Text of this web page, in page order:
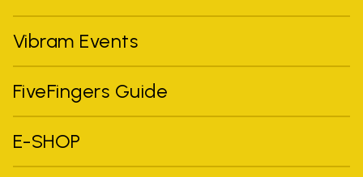
Vibram Events
FiveFingers Guide
E-SHOP